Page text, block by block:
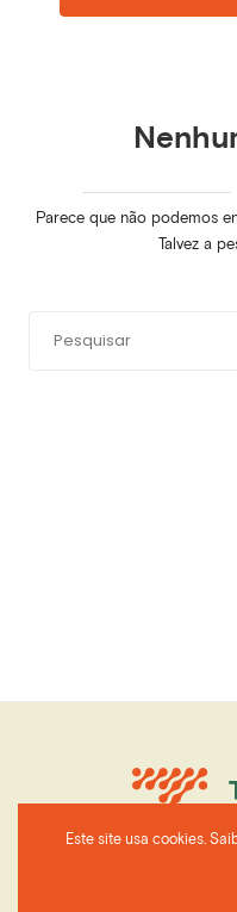
Parece que não podemos
Talvez a
Este site usa cookies.